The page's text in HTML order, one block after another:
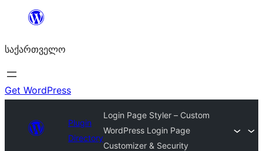
შიგთავსზე
საქართველო
Get WordPress
Plugin
Directory
Login Page Styler – Custom
WordPress Login Page
Customizer & Security